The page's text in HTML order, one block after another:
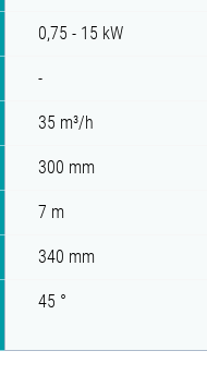
0,75 - 15 kW
-
35 m³/h
300 mm
7 m
340 mm
45 °